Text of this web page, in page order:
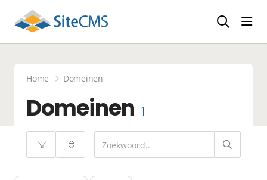
Home Domeinen
Domeinen 1